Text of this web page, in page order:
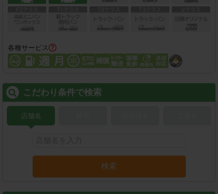
各種サービス
こだわり条件で検索
店舗名
検索